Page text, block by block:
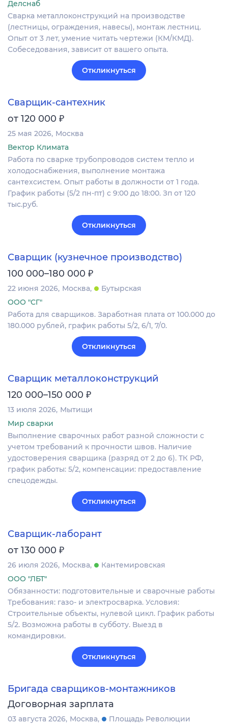
Делснаб
Сварка металлоконструкций на производстве
(лестницы, ограждения, навесы), монтаж лестниц.
Опыт от 3 лет, умение читать чертежи (КМ/КМД).
Собеседования, зависит от вашего опыта.
Откликнуться
Сварщик-сантехник
от 120 000 ₽
25 мая 2026 Москва
Вектор Климата
Работа по сварке трубопроводов систем тепло и
холодоснабжения, выполнение монтажа
сантехсистем. Опыт работы в должности от 1 года.
График работы (5/2 пн-пт) с 9:00 до 18:00. Зп от 120
тыс.руб.
Откликнуться
Сварщик (кузнечное производство)
100 000–180 000 ₽
22 июня 2026 Москва
Бутырская
ООО "СГ"
Работа для сварщиков. Заработная плата от 100.000 до
180.000 рублей, график работы 5/2, 6/1, 7/0.
Откликнуться
Сварщик металлоконструкций
120 000–150 000 ₽
13 июля 2026 Мытищи
Мир сварки
Выполнение сварочных работ разной сложности с
учетом требований к прочности швов. Наличие
удостоверения сварщика (разряд от 2 до 6). ТК РФ,
график работы: 5/2, компенсации: предоставление
спецодежды.
Откликнуться
Сварщик-лаборант
от 130 000 ₽
26 июля 2026 Москва
Кантемировская
ООО "ЛБТ"
Обязанности: подготовительные и сварочные работы
Требования: газо- и электросварка. Условия:
Строительные объекты, нулевой цикл. График работы
5/2. Возможна работы в субботу. Выезд в
командировки.
Откликнуться
Бригада сварщиков-монтажников
Договорная зарплата
03 августа 2026 Москва
Площадь Революции